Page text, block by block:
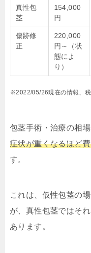
真性包
茎
154,000
円
傷跡修
正
220,000
円～（状
態によ
り）
※2022/05/26現在の情報、
包茎手術・治療の相
症状が重くなるほど
す。
これは、仮性包茎の
が、真性包茎ではそ
あります。